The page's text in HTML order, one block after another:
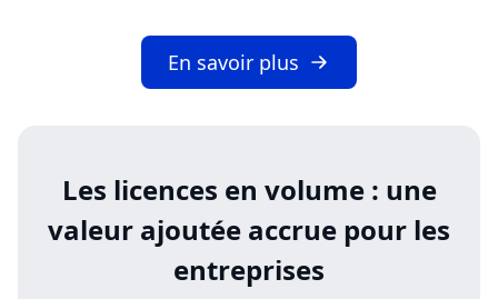
En savoir plus
Les licences en volume : une
valeur ajoutée accrue pour les
entreprises